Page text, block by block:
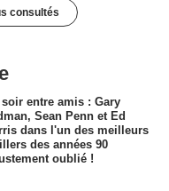
consultés
soir entre amis : Gary
Sean Penn et Ed
dans l'un des meilleurs
des années 90
oublié !